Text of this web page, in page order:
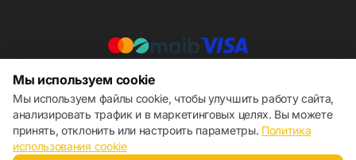
© 2013 – 2026 ECOM
Мы используем cookie
Мы используем файлы cookie, чтобы улучшить работу сайта,
анализировать трафик и в маркетинговых целях. Вы можете
принять, отклонить или настроить параметры. Политика
использования cookie